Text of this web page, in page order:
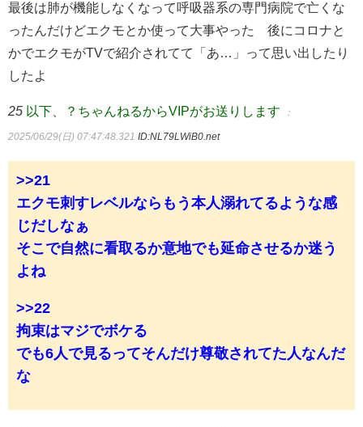
最後は肺が機能しなくなって呼吸器系の専門病院で亡くな
ったんだけどエクモとか使って大事やった 後にコロナと
かでエクモがTVで紹介されてて「あ…」って思い出したり
したよ
25 以下、？ちゃんねるからVIPがお送りします ：
2025/06/29(日) 07:47:48.321 ID:NL79LWiB0.net
>>21
エクモ刺すレベルならもう本人溺れてるような感
じだしなぁ
そこで自然に看取るか意地でも延命させるか迷う
よね
>>22
拘束はマジでボケる
でも6人で見るってそんだけ尊敬されてた人なんだ
な